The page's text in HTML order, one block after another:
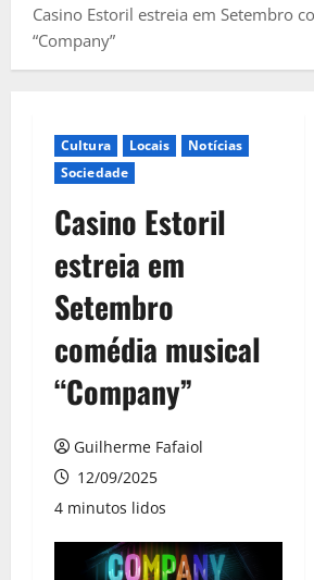
Casino Estoril estreia em Setembro
“Company”
Cultura Locais
Notícias
Sociedade
Casino Estoril
estreia em
Setembro
comédia musical
“Company”
Guilherme Fafaiol
12/09/2025
4 minutos lidos